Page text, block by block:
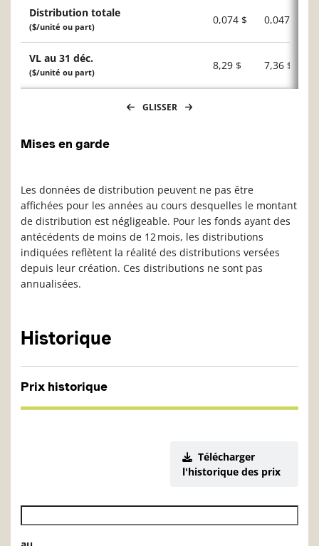
Distribution totale
($/unité ou part)
0,074 $ 0,047 $
VL au 31 déc.
($/unité ou part)
8,29 $ 7,36 $
GLISSER
Mises en garde
Les données de distribution peuvent ne pas être
affichées pour les années au cours desquelles le montant
de distribution est négligeable. Pour les fonds ayant des
antécédents de moins de 12 mois, les distributions
indiquées reflètent la réalité des distributions versées
depuis leur création. Ces distributions ne sont pas
annualisées.
Historique
Prix historique
Télécharger
l'historique des prix
Date de début de l’historique des VL